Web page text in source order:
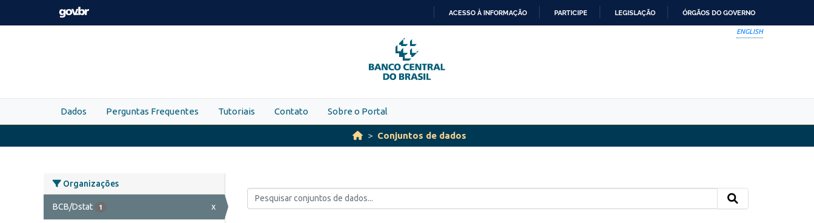
Skip to main content
PARA
O
CONTEÚDO
ACESSO À INFORMAÇÃO PARTICIPE LEGISLAÇÃO ÓRGÃOS DO GOVERNO
ENGLISH
Dados Perguntas Frequentes Tutoriais Contato Sobre o Portal
Conjuntos de dados
Organizações
BCB/Dstat 1 x